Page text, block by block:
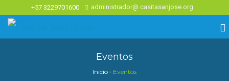
+57 3229701600 administrador@ casitasanjose.org
Eventos
Inicio › Eventos